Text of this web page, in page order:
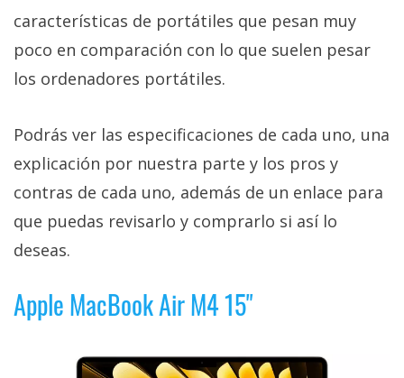
características de portátiles que pesan muy
poco en comparación con lo que suelen pesar
los ordenadores portátiles.
Podrás ver las especificaciones de cada uno, una
explicación por nuestra parte y los pros y
contras de cada uno, además de un enlace para
que puedas revisarlo y comprarlo si así lo
deseas.
Apple MacBook Air M4 15"